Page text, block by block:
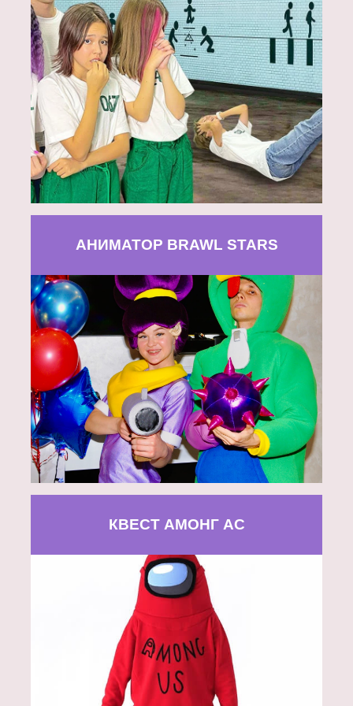
АНИМАТОР BRAWL STARS
КВЕСТ АМОНГ АС